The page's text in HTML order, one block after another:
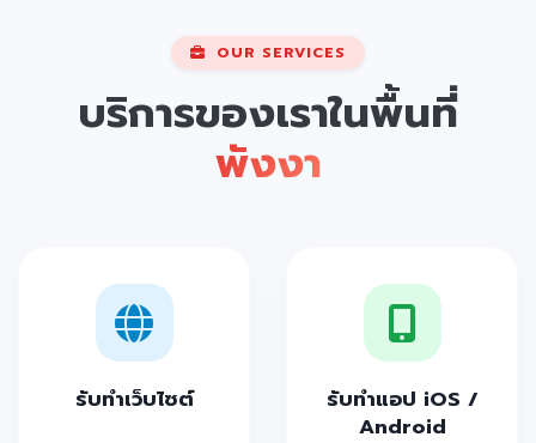
OUR SERVICES
บริการของเราในพื้นที่
พังงา
รับทำเว็บไซต์
รับทำแอป iOS /
Android